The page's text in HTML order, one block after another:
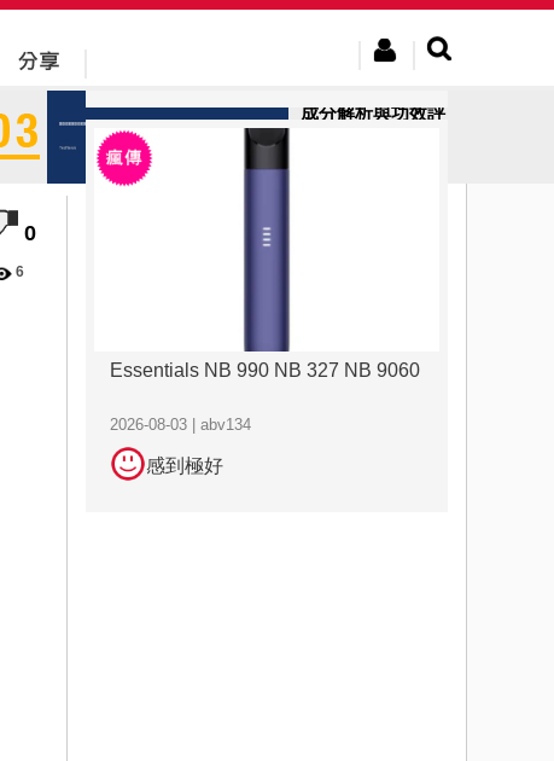
成分解析與功效評
0
6
Essentials NB 990 NB 327 NB 9060
2026-08-03 | abv134
感到極好